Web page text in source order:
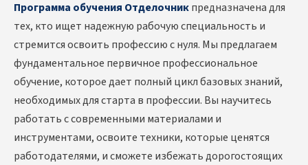
Программа обучения Отделочникпредназначена для
тех, кто ищет надежную рабочую специальность и
стремится освоить профессию с нуля. Мы предлагаем
фундаментальное первичное профессиональное
обучение, которое дает полный цикл базовых знаний,
необходимых для старта в профессии. Вы научитесь
работать с современными материалами и
инструментами, освоите техники, которые ценятся
работодателями, и сможете избежать дорогостоящих